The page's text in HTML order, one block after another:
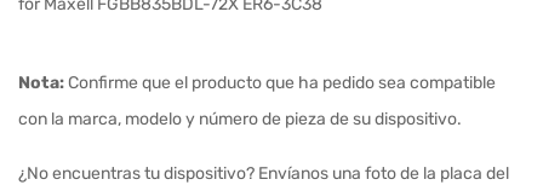
for Maxell FGBB835BDL-72X ER6-3C38
Nota:Confirme que el producto que ha pedido sea compatible
con la marca, modelo y número de pieza de su dispositivo.
¿No encuentras tu dispositivo? Envíanos una foto de la placa del